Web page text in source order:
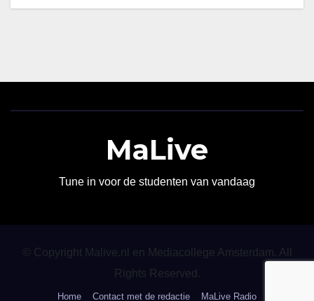
MaLive
Tune in voor de studenten van vandaag
© Copyright Malive.nl en Mediacollege Amsterdam. All
Rights Reserved.
Home Contact met de redactie MaLive Radio